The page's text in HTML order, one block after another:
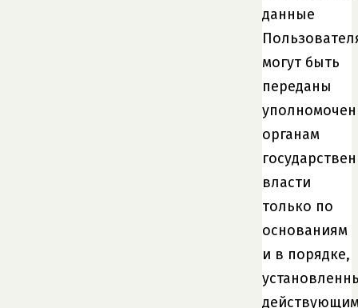
данные
могут быть
переданы
органам
власти
только по
основаниям
и в порядке,